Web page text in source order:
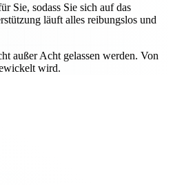
Sie, sodass Sie sich auf das
läuft alles reibungslos und
außer Acht gelassen werden. Von
wird.